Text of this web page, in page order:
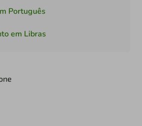
Português
em Libras